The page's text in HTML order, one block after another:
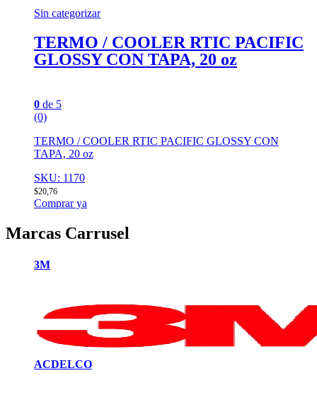
Sin categorizar
TERMO / COOLER RTIC PACIFIC
GLOSSY CON TAPA, 20 oz
0 de 5
(0)
TERMO / COOLER RTIC PACIFIC GLOSSY CON
TAPA, 20 oz
SKU: 1170
$20,76
Comprar ya
Marcas Carrusel
3M
ACDELCO